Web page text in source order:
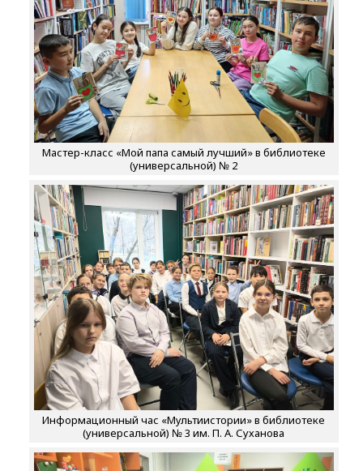
Мастер-класс «Мой папа самый лучший» в библиотеке
(универсальной) № 2
Информационный час «Мультиистории» в библиотеке
(универсальной) № 3 им. П. А. Суханова